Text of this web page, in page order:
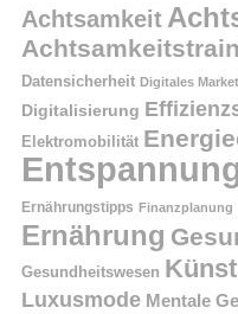
Achtsamkeit
Datensicherheit Digitales
Digitalisierung
Elektromobilität
Ernährungstipps Finanzplanung
Ernährung
Gesundheitswesen
Luxusmode Mentale